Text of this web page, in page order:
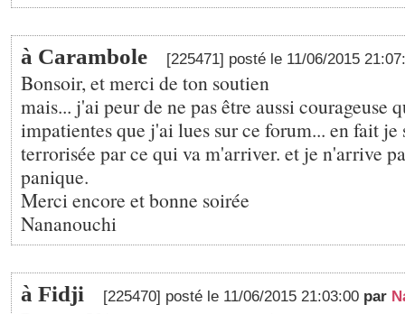
à Carambole [225471] posté le 11/06/2015
Bonsoir, et merci de ton soutien
mais... j'ai peur de ne pas être aussi courageuse
impatientes que j'ai lues sur ce forum... en fait
terrorisée par ce qui va m'arriver. et je n'arrive
panique.
Merci encore et bonne soirée
Nananouchi
à Fidji [225470] posté le 11/06/2015 21:03:00 par